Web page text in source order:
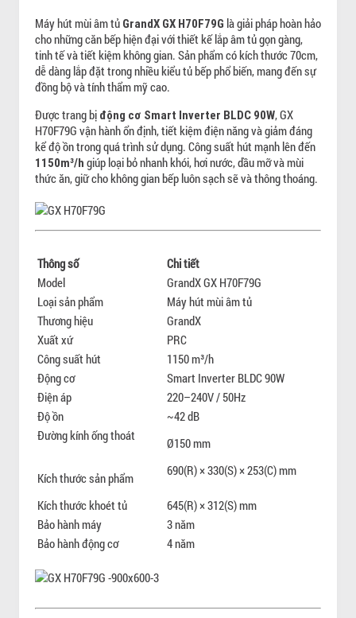
Máy hút mùi âm tủ GrandX GX H70F79G là giải pháp hoàn hảo
cho những căn bếp hiện đại với thiết kế lắp âm tủ gọn gàng,
tinh tế và tiết kiệm không gian. Sản phẩm có kích thước 70cm,
dễ dàng lắp đặt trong nhiều kiểu tủ bếp phổ biến, mang đến sự
đồng bộ và tính thẩm mỹ cao.
Được trang bị động cơ Smart Inverter BLDC 90W, GX
H70F79G vận hành ổn định, tiết kiệm điện năng và giảm đáng
kể độ ồn trong quá trình sử dụng. Công suất hút mạnh lên đến
1150m³/h giúp loại bỏ nhanh khói, hơi nước, dầu mỡ và mùi
thức ăn, giữ cho không gian bếp luôn sạch sẽ và thông thoáng.
Thông số
Chi tiết
Model
GrandX GX H70F79G
Loại sản phẩm
Máy hút mùi âm tủ
Thương hiệu
GrandX
Xuất xứ
PRC
Công suất hút
1150 m³/h
Động cơ
Smart Inverter BLDC 90W
Điện áp
220–240V / 50Hz
Độ ồn
~42 dB
Đường kính ống thoát
Ø150 mm
Kích thước sản phẩm 690(R) × 330(S) × 253(C) mm
Kích thước khoét tủ
645(R) × 312(S) mm
Bảo hành máy
3 năm
Bảo hành động cơ
4 năm